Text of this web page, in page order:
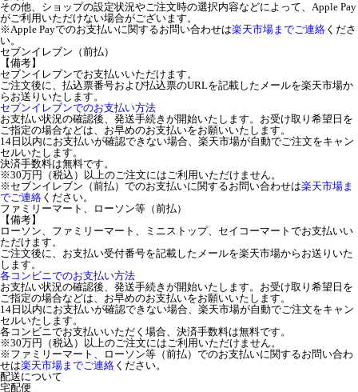
その他、ショップの設定状況やご注文時の選択内容などによって、Apple Pay
がご利用いただけない場合がございます。
※Apple Payでのお支払いに関するお問い合わせは楽天市場までご連絡 くださ
い。
セブンイレブン（前払）
【備考】
セブンイレブンでお支払いいただけます。
ご注文後に、払込票番号および払込票のURLを記載したメールを楽天市場か
らお送りいたします。
セブンイレブンでのお支払い方法
お支払い状況の確認後、発送手続きが開始いたします。お受け取り希望日を
ご指定の場合などは、お早めのお支払いをお願いいたします。
14日以内にお支払いが確認できない場合、楽天市場が自動でご注文をキャン
セルいたします。
決済手数料は無料です。
※30万円（税込）以上のご注文にはご利用いただけません。
※セブンイレブン（前払）でのお支払いに関するお問い合わせは楽天市場ま
でご連絡 ください。
ファミリーマート、ローソン等（前払）
【備考】
ローソン、ファミリーマート、ミニストップ、セイコーマートでお支払いい
ただけます。
ご注文後に、お支払い受付番号を記載したメールを楽天市場からお送りいた
します。
各コンビニでのお支払い方法
お支払い状況の確認後、発送手続きが開始いたします。お受け取り希望日を
ご指定の場合などは、お早めのお支払いをお願いいたします。
14日以内にお支払いが確認できない場合、楽天市場が自動でご注文をキャン
セルいたします。
各コンビニでお支払いいただく場合、決済手数料は無料です。
※30万円（税込）以上のご注文にはご利用いただけません。
※ファミリーマート、ローソン等（前払）でのお支払いに関するお問い合わ
せは楽天市場までご連絡 ください。
配送について
宅配便